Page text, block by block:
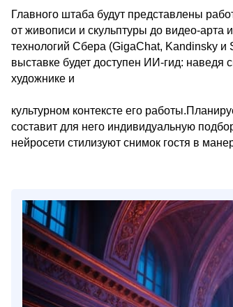
Главного штаба будут представлены
от живописи и скульптуры до видео-арта
технологий Сбера (GigaChat, Kandinsky
выставке будет доступен ИИ-гид:
художнике и
культурном контексте его
составит для него индивидуальную
нейросети стилизуют снимок гостя в